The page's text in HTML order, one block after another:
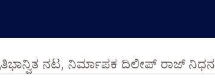
ನಟ, ನಿರ್ಮಾಪಕ ದಿಲೀಪ್ ರಾಜ್ ನಿಧನ